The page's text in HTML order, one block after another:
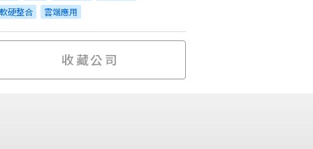
軟硬整合
雲端應用
收藏公司